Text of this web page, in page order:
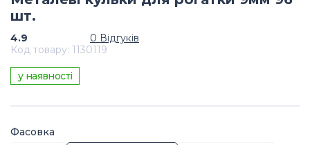
шт.
4.9 0 Відгуків
Код товару: 1130119
у наявності
Фасовка